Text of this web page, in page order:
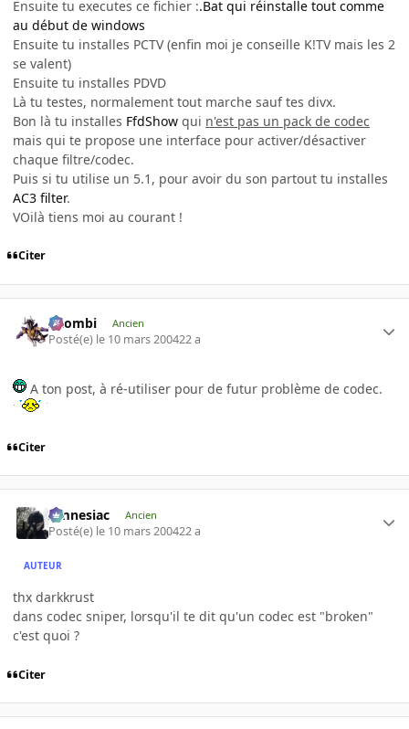
Ensuite tu executes ce fichier :.Bat qui réinstalle tout comme
au début de windows
Ensuite tu installes PCTV (enfin moi je conseille K!TV mais les 2
se valent)
Ensuite tu installes PDVD
Là tu testes, normalement tout marche sauf tes divx.
Bon là tu installes FfdShow qui n'est pas un pack de codec
mais qui te propose une interface pour activer/désactiver
chaque filtre/codec.
Puis si tu utilise un 5.1, pour avoir du son partout tu installes
AC3 filter.
VOilà tiens moi au courant !
Citer
XZombi Ancien
Posté(e) le 10 mars 200422 a
A ton post, à ré-utiliser pour de futur problème de codec.
Citer
Amnesiac Ancien
Posté(e) le 10 mars 200422 a
AUTEUR
thx darkkrust
dans codec sniper, lorsqu'il te dit qu'un codec est "broken"
c'est quoi ?
Citer